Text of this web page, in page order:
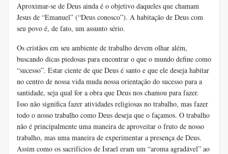
Aproximar-se de Deus ainda é o objetivo daqueles que chamam
Jesus de “Emanuel” (“Deus conosco”). A habitação de Deus com
seu povo é, de fato, um assunto sério.
Os cristãos em seu ambiente de trabalho devem olhar além,
buscando dicas piedosas para encontrar o que o mundo define como
“sucesso”. Estar ciente de que Deus é santo e que ele deseja habitar
no centro de nossa vida muda nossa orientação do sucesso para a
santidade, seja qual for a obra que Deus nos chamou para fazer.
Isso não significa fazer atividades religiosas no trabalho, mas fazer
todo o nosso trabalho como Deus deseja que o façamos. O trabalho
não é principalmente uma maneira de aproveitar o fruto de nosso
trabalho, mas uma maneira de experimentar a presença de Deus.
Assim como os sacrifícios de Israel eram um “aroma agradável” ao